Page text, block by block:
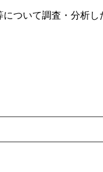
ついて調査・分析